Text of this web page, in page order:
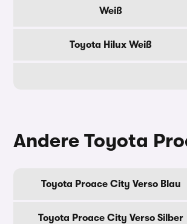
Weiß
Toyota Hilux Weiß
Andere Toyota
Toyota Proace City Verso Blau
Toyota Proace City Verso Silber